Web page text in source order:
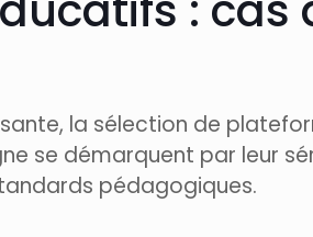
la sélection de
se démarquent par leur
pédagogiques.